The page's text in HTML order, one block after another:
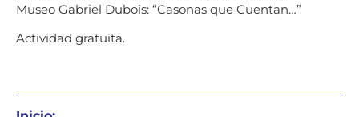
Museo Gabriel Dubois: “Casonas que Cuentan…”
Actividad gratuita.